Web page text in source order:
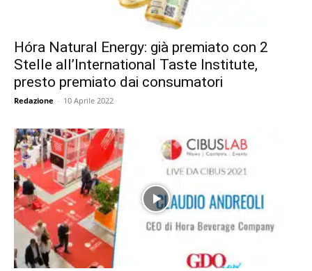
Hóra Natural Energy: già premiato con 2
Stelle all’International Taste Institute,
presto premiato dai consumatori
Redazione - 10 Aprile 2022